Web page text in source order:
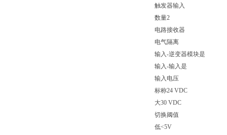
触发器输入
数量2
电路接收器
电气隔离
输入-逆变器模块是
输入-输入是
输入电压
标称24 VDC
大30 VDC
切换阈值
低<5V